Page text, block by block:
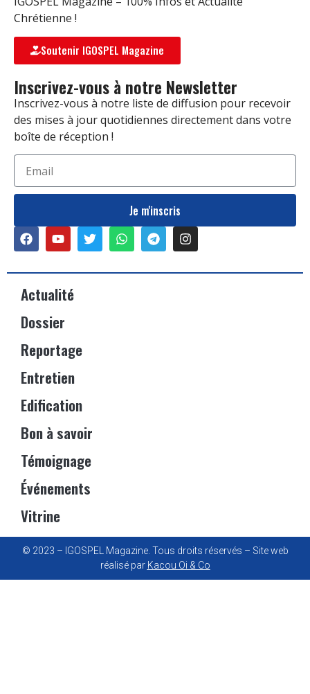
Chrétienne !
Soutenir IGOSPEL Magazine
Inscrivez-vous à notre Newsletter
Inscrivez-vous à notre liste de diffusion pour recevoir
des mises à jour quotidiennes directement dans votre
boîte de réception !
Je m'inscris
Actualité
Dossier
Reportage
Entretien
Edification
Bon à savoir
Témoignage
Événements
Vitrine
© 2023 – IGOSPEL Magazine. Tous droits réservés – Site web
réalisé par Kacou Oi & Co